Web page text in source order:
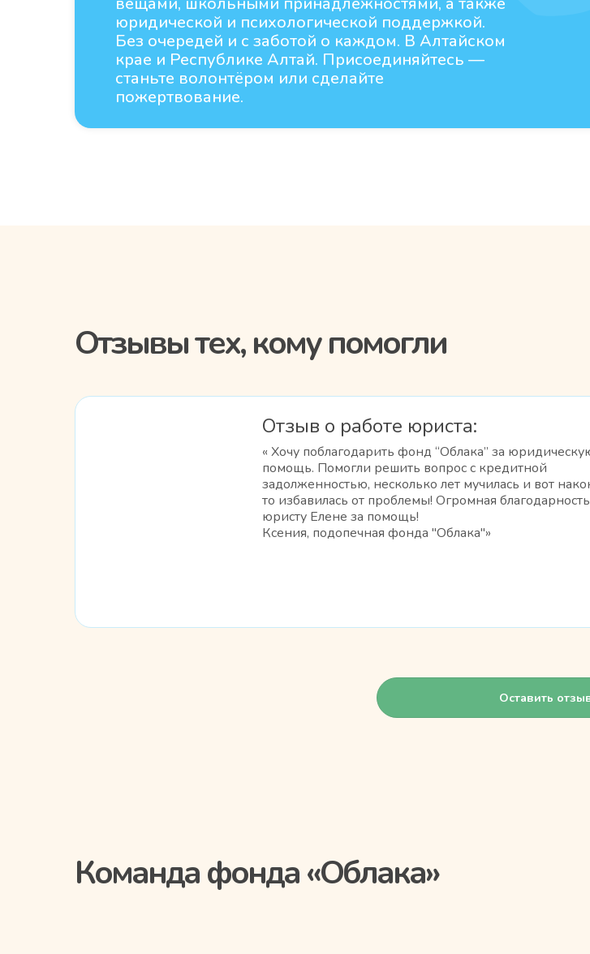
юридической и психологической поддержкой.
Без очередей и с заботой о каждом. В Алтайском
крае и Республике Алтай. Присоединяйтесь —
станьте волонтёром или сделайте
пожертвование.
Отзывы тех, кому помогли
« Хочу поблагодарить фонд “Облака” за
помощь. Помогли решить вопрос с кредитной
задолженностью, несколько лет мучилась и вот
то избавилась от проблемы! Огромная благодарность
юристу Елене за помощь!
Ксения, подопечная фонда "Облака"»
Отзыв о работе юриста:
Оставить
Команда фонда «Облака»